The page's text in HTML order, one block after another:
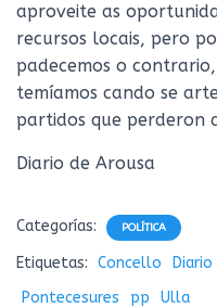
aproveite as
recursos locais, pero
padecemos o
temíamos cando se
partidos que perderon
Diario de Arousa
Categorías: POLÍTICA
Etiquetas: Concello
Pontecesures
pp Ulla